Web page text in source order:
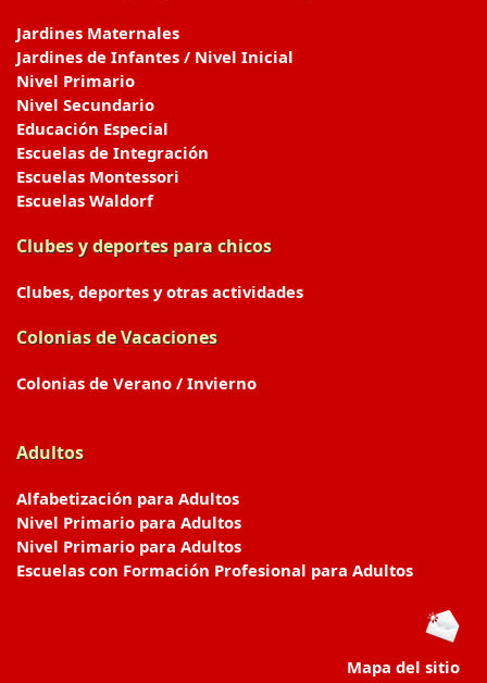
Jardines Maternales
Jardines de Infantes / Nivel Inicial
Nivel Primario
Nivel Secundario
Educación Especial
Escuelas de Integración
Escuelas Montessori
Escuelas Waldorf
Clubes y deportes para chicos
Clubes, deportes y otras actividades
Colonias de Vacaciones
Colonias de Verano / Invierno
Adultos
Alfabetización para Adultos
Nivel Primario para Adultos
Nivel Primario para Adultos
Escuelas con Formación Profesional para Adultos
Mapa del sitio